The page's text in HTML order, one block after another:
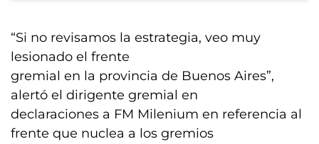
“Si no revisamos la estrategia, veo muy
lesionado el frente
gremial en la provincia de Buenos Aires”,
alertó el dirigente gremial en
declaraciones a FM Milenium en referencia al
frente que nuclea a los gremios